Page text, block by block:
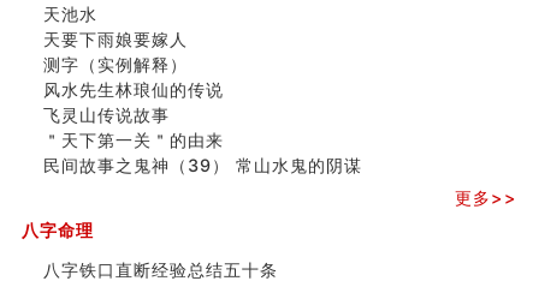
天池水
天要下雨娘要嫁人
测字（实例解释）
风水先生林琅仙的传说
飞灵山传说故事
＂天下第一关＂的由来
民间故事之鬼神（39） 常山水鬼的阴谋
更多>>
八字命理
八字铁口直断经验总结五十条